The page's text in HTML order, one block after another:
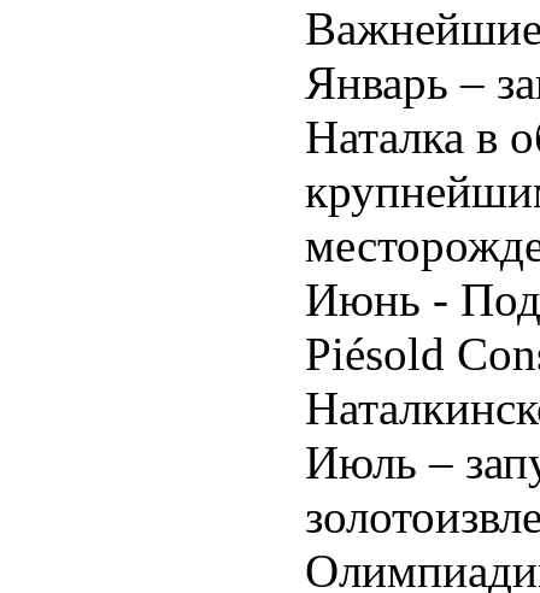
Важнейшие
Январь –
Наталка в
Июнь -
Piésold
Июль –